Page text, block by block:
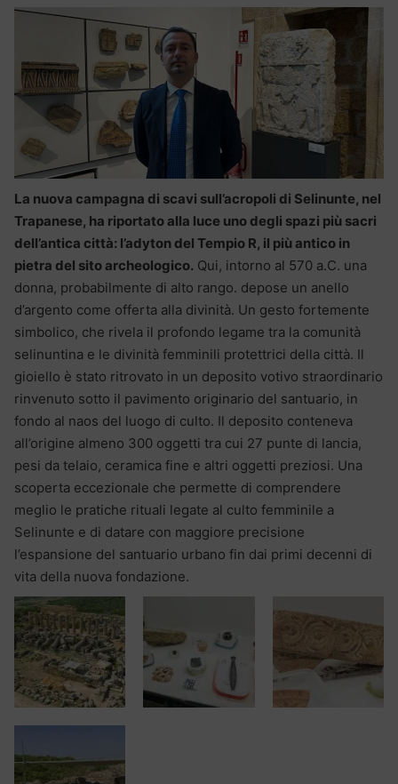
La nuova campagna di scavi sull’acropoli di Selinunte, nel
Trapanese, ha riportato alla luce uno degli spazi più sacri
dell’antica città: l’adyton del Tempio R, il più antico in
pietra del sito archeologico. Qui, intorno al 570 a.C. una
donna, probabilmente di alto rango. depose un anello
d’argento come offerta alla divinità. Un gesto fortemente
simbolico, che rivela il profondo legame tra la comunità
selinuntina e le divinità femminili protettrici della città. Il
gioiello è stato ritrovato in un deposito votivo straordinario
rinvenuto sotto il pavimento originario del santuario, in
fondo al naos del luogo di culto. Il deposito conteneva
all’origine almeno 300 oggetti tra cui 27 punte di lancia,
pesi da telaio, ceramica fine e altri oggetti preziosi. Una
scoperta eccezionale che permette di comprendere
meglio le pratiche rituali legate al culto femminile a
Selinunte e di datare con maggiore precisione
l’espansione del santuario urbano fin dai primi decenni di
vita della nuova fondazione.